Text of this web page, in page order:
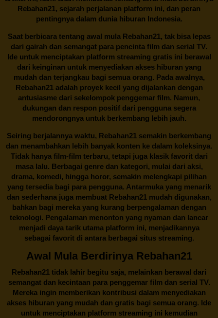
Rebahan21, sejarah perjalanan platform ini, dan peran
pentingnya dalam dunia hiburan Indonesia.
Saat berbicara tentang awal mula Rebahan21, tak bisa lepas
dari gairah dan semangat para pencinta film dan serial TV.
Ide untuk menciptakan platform streaming gratis ini berawal
dari keinginan untuk menyediakan akses hiburan yang
mudah dan terjangkau bagi semua orang. Pada awalnya,
Rebahan21 adalah proyek kecil yang dijalankan dengan
antusiasme dari sekelompok penggemar film. Namun,
dukungan dan respon positif dari pengguna segera
mendorongnya untuk berkembang lebih jauh.
Seiring berjalannya waktu, Rebahan21 semakin berkembang
dan menambahkan lebih banyak konten ke dalam koleksinya.
Tidak hanya film-film terbaru, tetapi juga klasik favorit dari
masa lalu. Berbagai genre dan kategori, mulai dari aksi,
drama, komedi, hingga horor, semakin melengkapi pilihan
yang tersedia bagi para pengguna. Antarmuka yang menarik
dan sederhana juga membuatRebahan21mudah digunakan,
bahkan bagi mereka yang kurang berpengalaman dengan
teknologi. Pengalaman menonton yang nyaman dan lancar
menjadi daya tarik utama platform ini, menjadikannya
sebagai favorit di antara berbagai situs streaming.
Awal Mula Berdirinya Rebahan21
Rebahan21 tidak lahir begitu saja, melainkan berawal dari
semangat dan kecintaan para penggemar film dan serial TV.
Mereka ingin memberikan kontribusi dalam menyediakan
akses hiburan yang mudah dan gratis bagi semua orang. Ide
untuk menciptakan platform streaming ini kemudian